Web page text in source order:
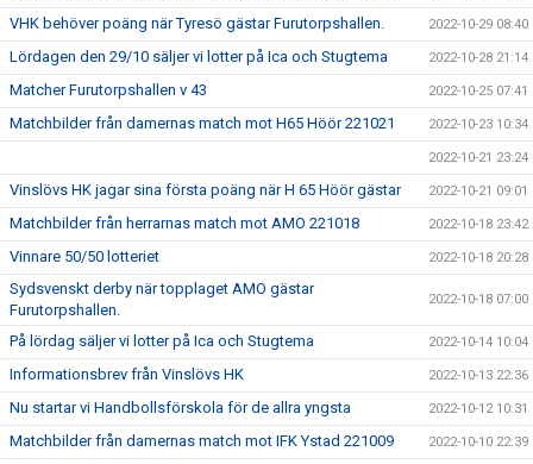
VHK behöver poäng när Tyresö gästar Furutorpshallen. 2022-10-29 08:40
Lördagen den 29/10 säljer vi lotter på Ica och Stugtema 2022-10-28 21:14
Matcher Furutorpshallen v 43 2022-10-25 07:41
Matchbilder från damernas match mot H65 Höör 221021 2022-10-23 10:34
2022-10-21 23:24
Vinslövs HK jagar sina första poäng när H 65 Höör gästar 2022-10-21 09:01
Matchbilder från herrarnas match mot AMO 221018 2022-10-18 23:42
Vinnare 50/50 lotteriet 2022-10-18 20:28
Sydsvenskt derby när topplaget AMO gästar
Furutorpshallen.
2022-10-18 07:00
På lördag säljer vi lotter på Ica och Stugtema 2022-10-14 10:04
Informationsbrev från Vinslövs HK 2022-10-13 22:36
Nu startar vi Handbollsförskola för de allra yngsta 2022-10-12 10:31
Matchbilder från damernas match mot IFK Ystad 221009 2022-10-10 22:39